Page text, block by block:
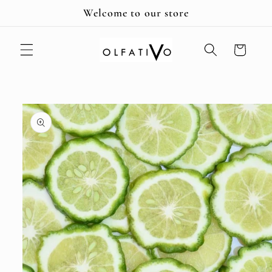
Welcome to our store
Carrito
directamente
a la
información
del producto